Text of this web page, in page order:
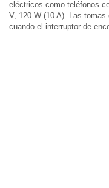
eléctricos como teléfonos
V, 120 W (10 A). Las
cuando el interruptor de